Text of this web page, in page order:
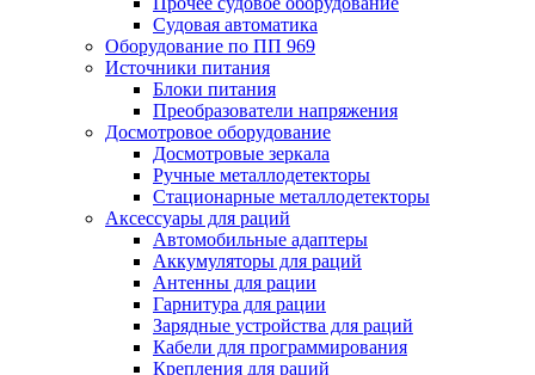
Судовая автоматика
Оборудование по ПП 969
Источники питания
Блоки питания
Преобразователи напряжения
Досмотровое оборудование
Досмотровые зеркала
Ручные металлодетекторы
Стационарные металлодетекторы
Аксессуары для раций
Автомобильные адаптеры
Аккумуляторы для раций
Антенны для рации
Гарнитура для рации
Зарядные устройства для раций
Кабели для программирования
Крепления для раций